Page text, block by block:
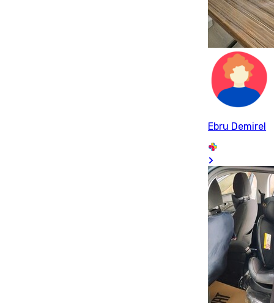
Ebru Demirel